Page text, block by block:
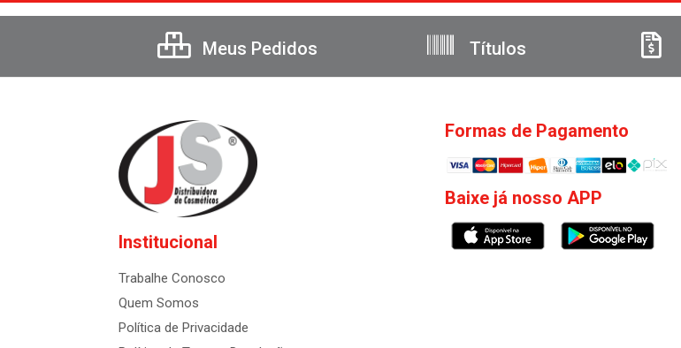
Meus Pedidos Títulos
Institucional
Trabalhe Conosco
Quem Somos
Política de Privacidade
Formas de Pagamento
Baixe já nosso APP